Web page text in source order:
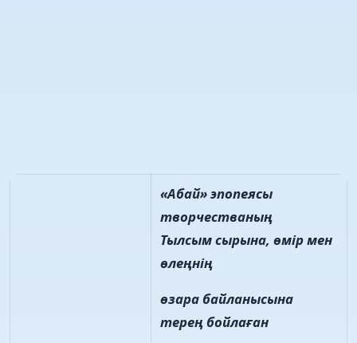
«Абай» эпопеясы
творчестваның
Тылсым сырына, өмір мен
өлеңнің
өзара байланысына
терең бойлаған